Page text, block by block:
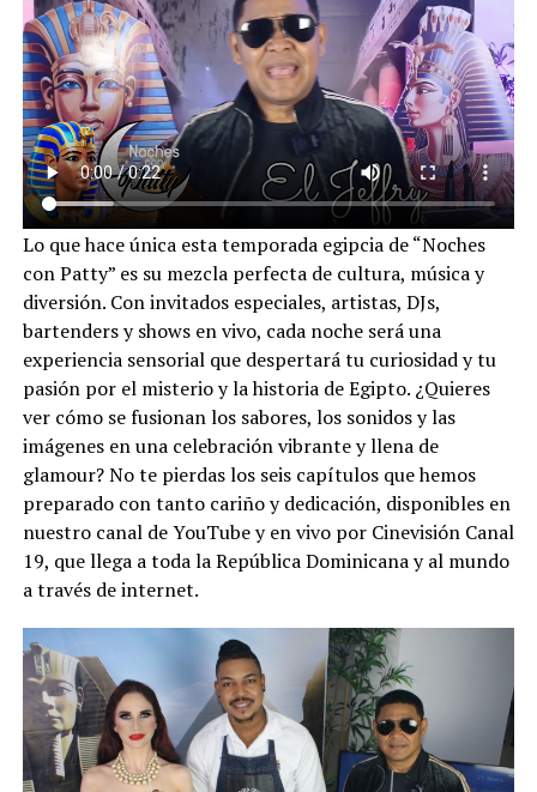
Lo que hace única esta temporada egipcia de “Noches
con Patty” es su mezcla perfecta de cultura, música y
diversión. Con invitados especiales, artistas, DJs,
bartenders y shows en vivo, cada noche será una
experiencia sensorial que despertará tu curiosidad y tu
pasión por el misterio y la historia de Egipto. ¿Quieres
ver cómo se fusionan los sabores, los sonidos y las
imágenes en una celebración vibrante y llena de
glamour? No te pierdas los seis capítulos que hemos
preparado con tanto cariño y dedicación, disponibles en
nuestro canal de YouTube y en vivo por Cinevisión Canal
19, que llega a toda la República Dominicana y al mundo
a través de internet.